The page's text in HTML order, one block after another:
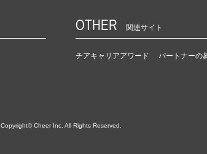
OTHER 関連サイト
チアキャリアアワード パートナーの
Copyright© Cheer Inc. All Rights Reserved.